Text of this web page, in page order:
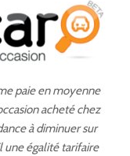
paie en moyenne
acheté chez
à diminuer sur
une égalité tarifaire